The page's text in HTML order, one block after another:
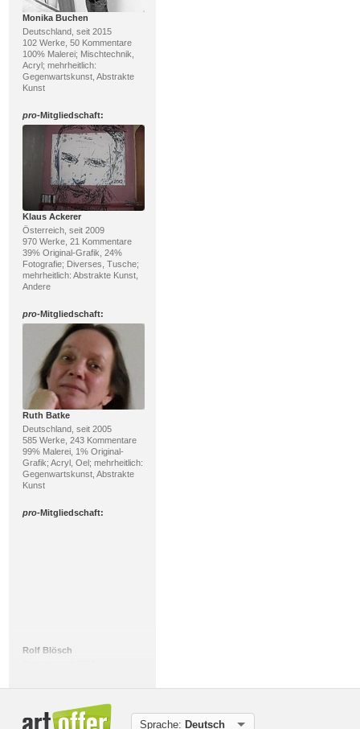
Monika Buchen
Deutschland, seit 2015
102 Werke, 50 Kommentare
100% Malerei; Mischtechnik,
Acryl; mehrheitlich:
Gegenwartskunst, Abstrakte
Kunst
pro-Mitgliedschaft:
Klaus Ackerer
Österreich, seit 2009
970 Werke, 21 Kommentare
39% Original-Grafik, 24%
Fotografie; Diverses, Tusche;
mehrheitlich: Abstrakte Kunst,
Andere
pro-Mitgliedschaft:
Ruth Batke
Deutschland, seit 2005
585 Werke, 243 Kommentare
99% Malerei, 1% Original-
Grafik; Acryl, Oel; mehrheitlich:
Gegenwartskunst, Abstrakte
Kunst
pro-Mitgliedschaft:
Rolf Blösch
mehrheitlich: Informel,
Gegenwartskunst
Sprache: Deutsch